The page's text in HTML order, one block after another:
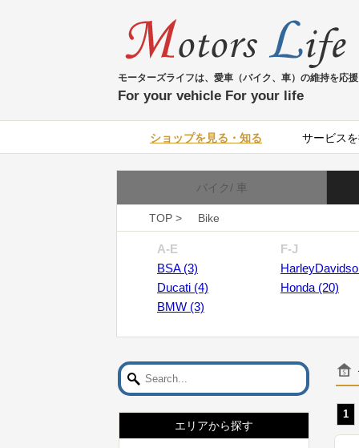
モーターズライフは、愛車（バイク、車）の維持を応援
For your vehicle For your life
ショップを見る・知る サービス
バイク/ 車
TOP > Bike
A-E
BSA (3)
Ducati (4)
BMW (3)
F-J
Honda (20)
エリアから探す
1